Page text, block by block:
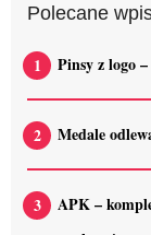
Polecane
Pinsy z logo
Medale
APK –